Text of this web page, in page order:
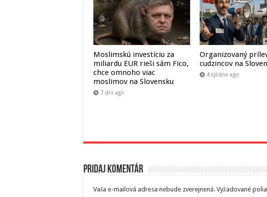
Moslimskú investíciu za
miliardu EUR rieši sám Fico,
chce omnoho viac
moslimov na Slovensku
7 dní ago
Organizovaný
cudzincov na
4 týždne ago
Pridaj komentár
Vaša e-mailová adresa nebude zverejnená. Vyžadované